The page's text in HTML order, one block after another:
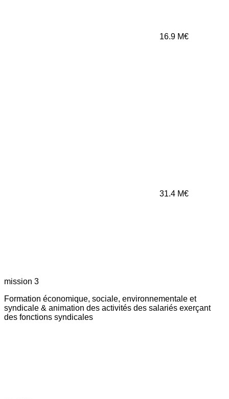
16.9 M€
31.4 M€
mission 3
Formation économique, sociale, environnementale et
syndicale & animation des activités des salariés exerçant
des fonctions syndicales